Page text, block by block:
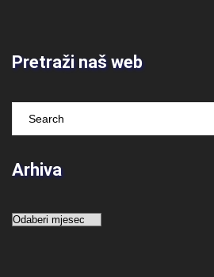
Pretraži naš web
Arhiva
Arhiva